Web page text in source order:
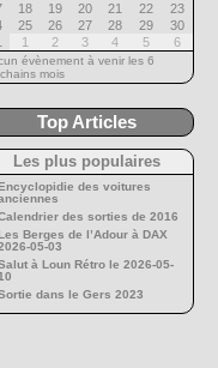
18 19 20 21 22
23
25 26 27 28 29
30
1 2 3 4 5 6
évènement à venir les 6
mois
Top Articles
Les plus populaires
des voitures
des sorties de 2016
Berges de l’Adour à DAX
05-03
à Loun Rétro le 2026-05-
dans le Gers 2023